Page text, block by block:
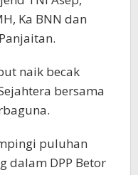
Ka BNN dan
naik becak
bersama
puluhan
dalam DPP Betor